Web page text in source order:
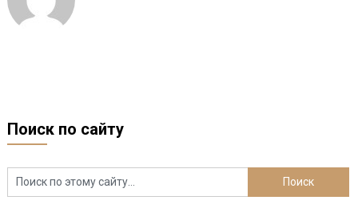
Поиск по сайту